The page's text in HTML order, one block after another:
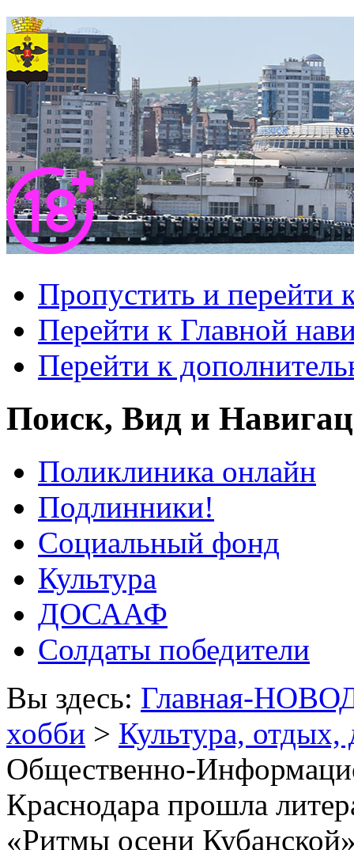
Пропустить и перейти
Перейти к Главной
Перейти к
Поиск, Вид и
Поликлиника онлайн
Подлинники!
Социальный фонд
Культура
ДОСААФ
Солдаты победители
Вы здесь: Главная-
хобби > Культура, отдых,
Общественно-
Краснодара прошла
«Ритмы осени